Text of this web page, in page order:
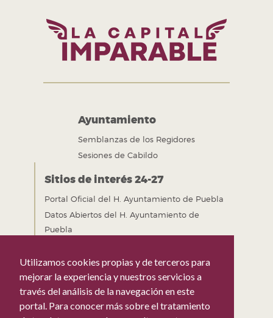
Utilizamos cookies propias y de terceros para
mejorar la experiencia y nuestros servicios a
través del análisis de la navegación en este
portal. Para conocer más sobre el tratamiento
Ayuntamiento
Semblanzas de los Regidores
Sesiones de Cabildo
Sitios de interés 24-27
Portal Oficial del H. Ayuntamiento de Puebla
Datos Abiertos del H. Ayuntamiento de
Puebla
Puebla
Mejora Regulatoria del H. Ayuntamiento de
Puebla